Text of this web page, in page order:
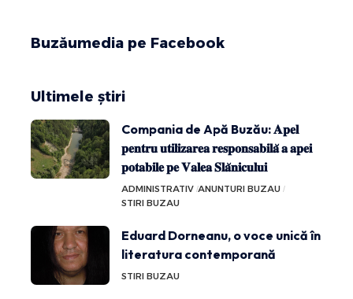
Buzăumedia pe Facebook
Ultimele știri
Compania de Apă Buzău: 𝐀𝐩𝐞𝐥
𝐩𝐞𝐧𝐭𝐫𝐮 𝐮𝐭𝐢𝐥𝐢𝐳𝐚𝐫𝐞𝐚 𝐫𝐞𝐬𝐩𝐨𝐧𝐬𝐚𝐛𝐢𝐥𝐚̆ 𝐚 𝐚𝐩𝐞𝐢
𝐩𝐨𝐭𝐚𝐛𝐢𝐥𝐞 𝐩𝐞 𝐕𝐚𝐥𝐞𝐚 𝐒𝐥𝐚̆𝐧𝐢𝐜𝐮𝐥𝐮𝐢
ADMINISTRATIV ANUNTURI BUZAU
STIRI BUZAU
Eduard Dorneanu, o voce unică în
literatura contemporană
STIRI BUZAU